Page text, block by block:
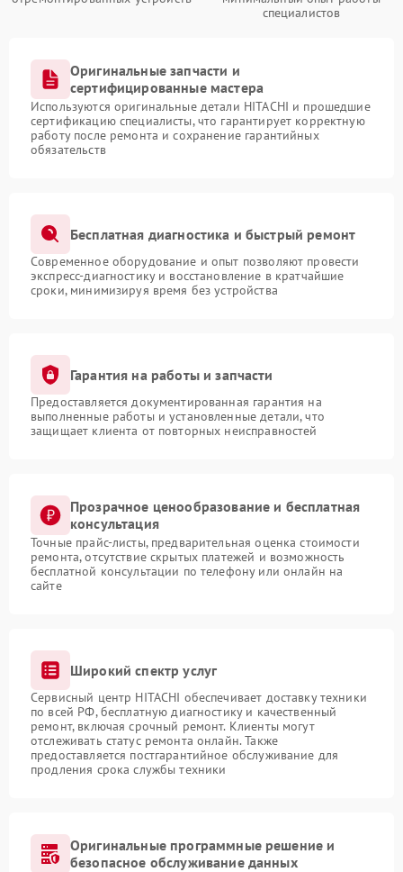
специалистов
Оригинальные запчасти и
сертифицированные мастера
Используются оригинальные детали HITACHI и прошедшие
сертификацию специалисты, что гарантирует корректную
работу после ремонта и сохранение гарантийных
обязательств
Бесплатная диагностика и быстрый ремонт
Современное оборудование и опыт позволяют провести
экспресс-диагностику и восстановление в кратчайшие
сроки, минимизируя время без устройства
Гарантия на работы и запчасти
Предоставляется документированная гарантия на
выполненные работы и установленные детали, что
защищает клиента от повторных неисправностей
Прозрачное ценообразование и бесплатная
консультация
Точные прайс-листы, предварительная оценка стоимости
ремонта, отсутствие скрытых платежей и возможность
бесплатной консультации по телефону или онлайн на
сайте
Широкий спектр услуг
Сервисный центр HITACHI обеспечивает доставку техники
по всей РФ, бесплатную диагностику и качественный
ремонт, включая срочный ремонт. Клиенты могут
отслеживать статус ремонта онлайн. Также
предоставляется постгарантийное обслуживание для
продления срока службы техники
Оригинальные программные решение и
безопасное обслуживание данных